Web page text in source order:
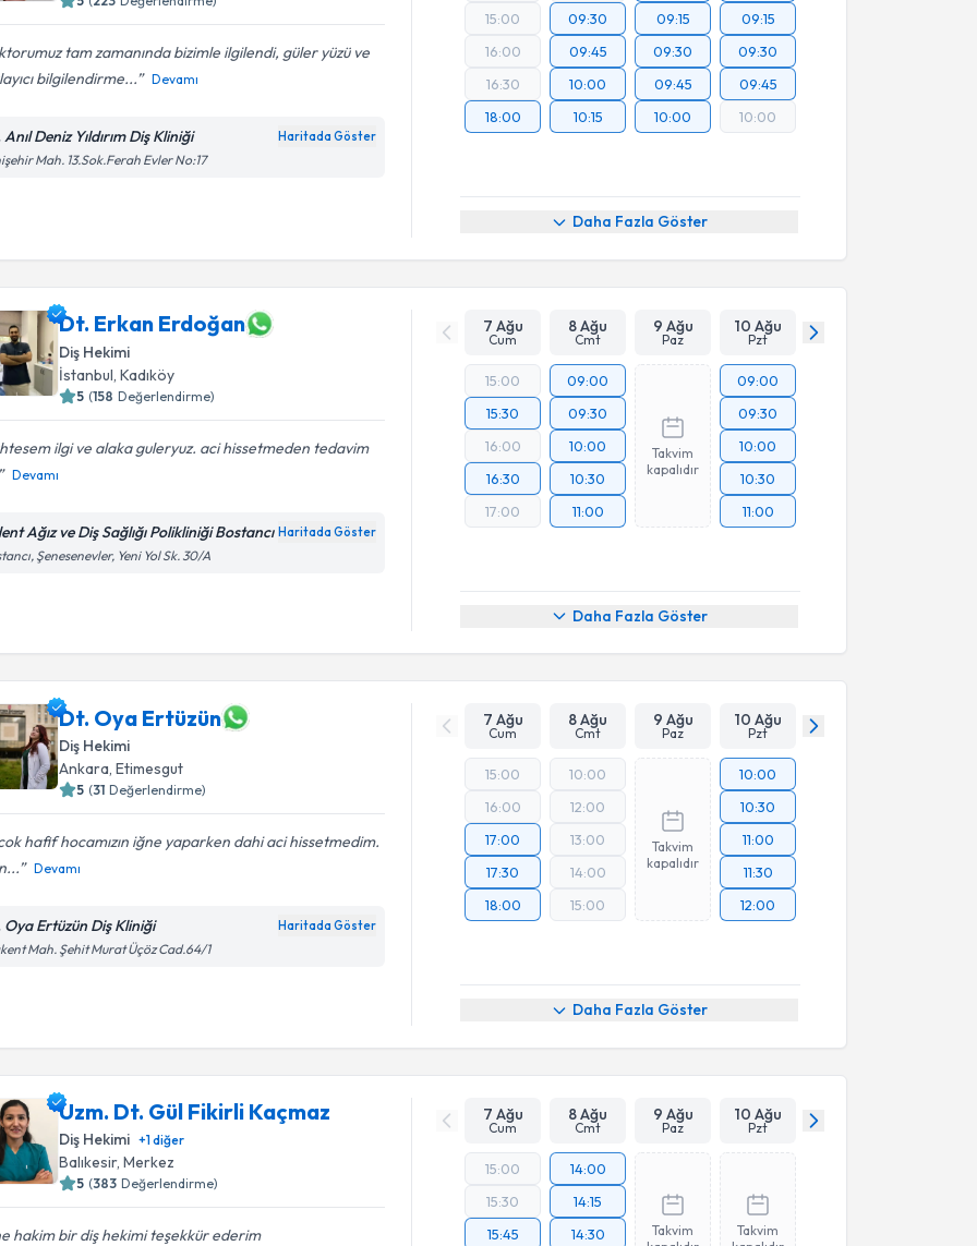
tam zamanında bizimle ilgilendi, güler yüzü ve
bilgilendirme...
Devamı
Deniz Yıldırım Diş Kliniği Haritada Göster
Mah. 13.Sok.Ferah Evler No:17
15:00
16:00
16:30
18:00
09:30
09:45
10:00
10:15
09:15
09:30
09:45
10:00
09:15
09:30
09:45
10:00
Daha Fazla Göster
Dt. Erkan Erdoğan
Diş Hekimi
İstanbul , Kadıköy
5 (158 Değerlendirme)
ilgi ve alaka guleryuz. aci hissetmeden tedavim
Devamı
Ağız ve Diş Sağlığı Polikliniği Bostancı Haritada Göster
Şenesenevler, Yeni Yol Sk. 30/A
7 Ağu
Cum
8 Ağu
Cmt
9 Ağu
Paz
10 Ağu
Pzt
15:00
15:30
16:00
16:30
17:00
09:00
09:30
10:00
10:30
11:00
Takvim
kapalıdır
09:00
09:30
10:00
10:30
11:00
Daha Fazla Göster
Dt. Oya Ertüzün
Diş Hekimi
Ankara, Etimesgut
5 (31 Değerlendirme)
hafif hocamızın iğne yaparken dahi aci hissetmedim.
Devamı
Oya Ertüzün Diş Kliniği Haritada Göster
Mah. Şehit Murat Üçöz Cad.64/1
7 Ağu
Cum
8 Ağu
Cmt
9 Ağu
Paz
10 Ağu
Pzt
15:00
16:00
17:00
17:30
18:00
10:00
12:00
13:00
14:00
15:00
Takvim
kapalıdır
10:00
10:30
11:00
11:30
12:00
Daha Fazla Göster
Uzm. Dt. Gül Fikirli Kaçmaz
Diş Hekimi +1diğer
Balıkesir, Merkez
5 (383 Değerlendirme)
hakim bir diş hekimi teşekkür ederim
7 Ağu
Cum
8 Ağu
Cmt
9 Ağu
Paz
10 Ağu
Pzt
15:00
15:30
15:45
14:00
14:15
14:30
Takvim
Takvim